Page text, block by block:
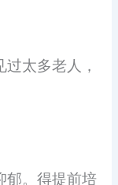
太多老人，
郁。得提前培